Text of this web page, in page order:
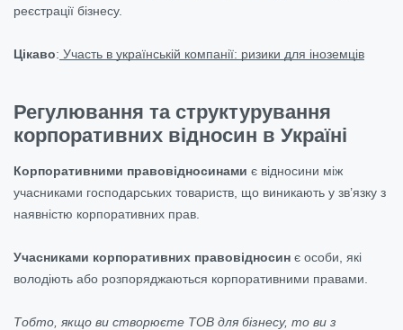
реєстрації бізнесу.
Цікаво: Участь в українській компанії: ризики для іноземців
Регулювання та структурування
корпоративних відносин в Україні
Корпоративними правовідносинами є відносини між
учасниками господарських товариств, що виникають у зв’язку з
наявністю корпоративних прав.
Учасниками корпоративних правовідносин є особи, які
володіють або розпоряджаються корпоративними правами.
Тобто, якщо ви створюєте ТОВ для бізнесу, то ви з